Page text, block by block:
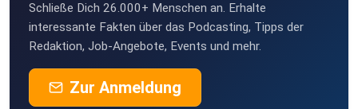
Schließe Dich 26.000+ Menschen an. Erhalte
interessante Fakten über das Podcasting, Tipps der
Redaktion, Job-Angebote, Events und mehr.
Zur Anmeldung